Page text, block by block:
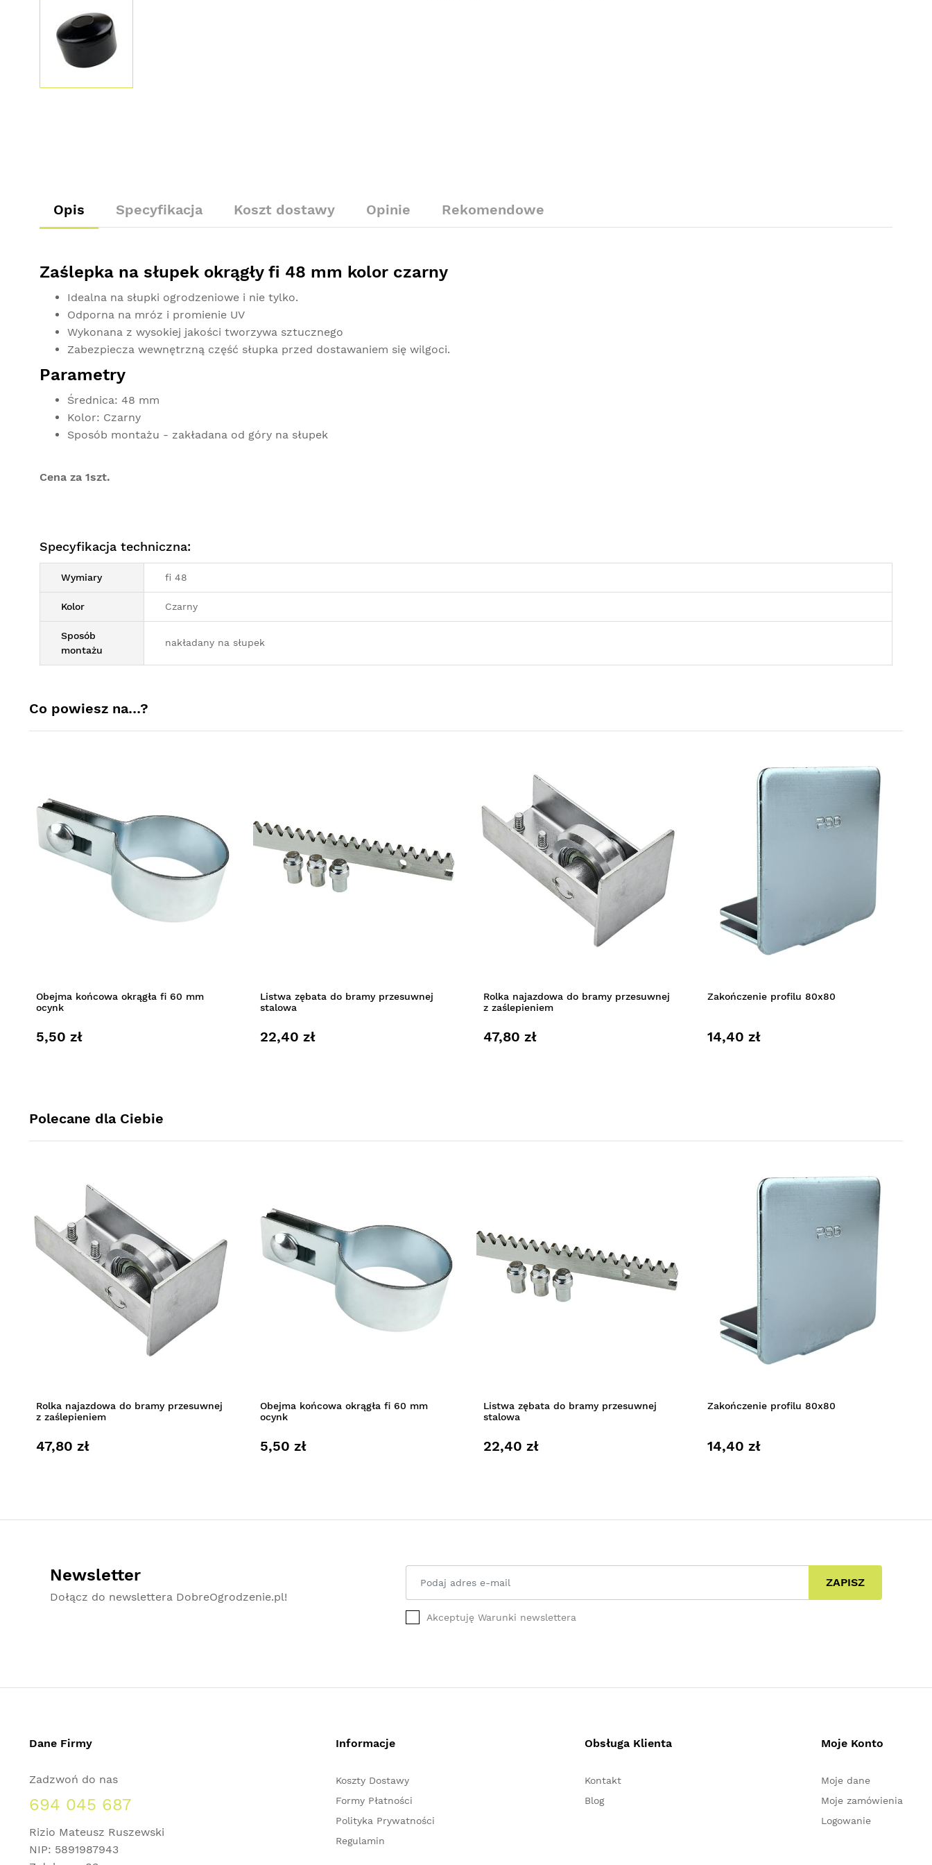
Opis Specyfikacja Koszt dostawy Opinie Rekomendowe
Zaślepka na słupek okrągły fi 48 mm kolor czarny
Idealna na słupki ogrodzeniowe i nie tylko.
Odporna na mróz i promienie UV
Wykonana z wysokiej jakości tworzywa sztucznego
Zabezpiecza wewnętrzną część słupka przed dostawaniem się wilgoci.
Parametry
Średnica: 48 mm
Kolor: Czarny
Sposób montażu - zakładana od góry na słupek
Cena za 1szt.
Specyfikacja techniczna:
Wymiary fi 48
Kolor Czarny
Sposób
montażu
nakładany na słupek
Co powiesz na…?
Obejma końcowa okrągła fi 60 mm
ocynk
5,50 zł
Listwa zębata do bramy przesuwnej
stalowa
22,40 zł
Rolka najazdowa do bramy przesuwnej
z zaślepieniem
47,80 zł
Zakończenie profilu 80x80
14,40 zł
Polecane dla Ciebie
Rolka najazdowa do bramy przesuwnej
z zaślepieniem
47,80 zł
Obejma końcowa okrągła fi 60 mm
ocynk
5,50 zł
Listwa zębata do bramy przesuwnej
stalowa
22,40 zł
Zakończenie profilu 80x80
14,40 zł
Newsletter
Dołącz do newslettera DobreOgrodzenie.pl!
ZAPISZ
Akceptuję Warunki newslettera
Dane Firmy
Zadzwoń do nas
694 045 687
Rizio Mateusz Ruszewski
NIP: 5891987943
Informacje
Koszty Dostawy
Formy Płatności
Polityka Prywatności
Regulamin
Obsługa Klienta
Kontakt
Blog
Moje Konto
Moje dane
Moje zamówienia
Logowanie